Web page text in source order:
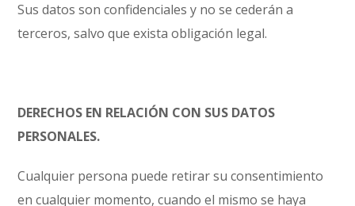
Sus datos son confidenciales y no se cederán a
terceros, salvo que exista obligación legal.
DERECHOS EN RELACIÓN CON SUS DATOS
PERSONALES.
Cualquier persona puede retirar su consentimiento
en cualquier momento, cuando el mismo se haya